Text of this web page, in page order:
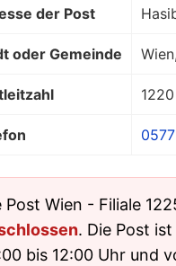
der Post
oder Gemeinde
1220
Post Wien - Filiale
. Die Post
bis 12:00 Uhr und